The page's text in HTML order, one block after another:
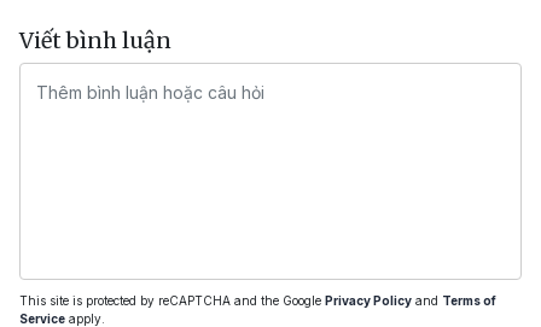
Viết bình luận
This site is protected by reCAPTCHA and the Google Privacy Policy and Terms of
Service apply.